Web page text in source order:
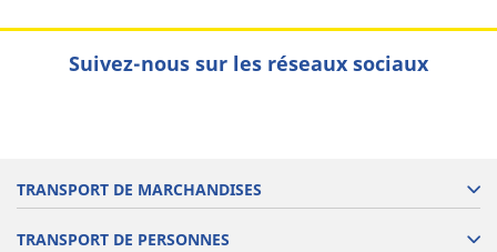
Suivez-nous sur les réseaux sociaux
TRANSPORT DE MARCHANDISES
TRANSPORT DE PERSONNES